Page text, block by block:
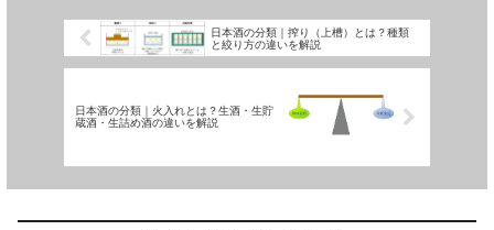
日本酒の分類｜搾り（上槽）とは？種類
と絞り方の違いを解説
日本酒の分類｜火入れとは？生酒・生貯
蔵酒・生詰め酒の違いを解説